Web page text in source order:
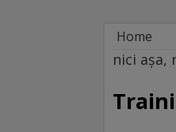
Home
nici aşa,